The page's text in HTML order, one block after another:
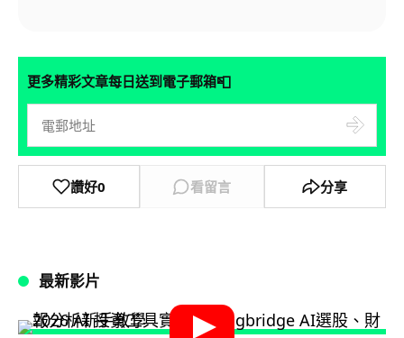
更多精彩文章每日送到電子郵箱📮
讚好0 看留言 分享
最新影片